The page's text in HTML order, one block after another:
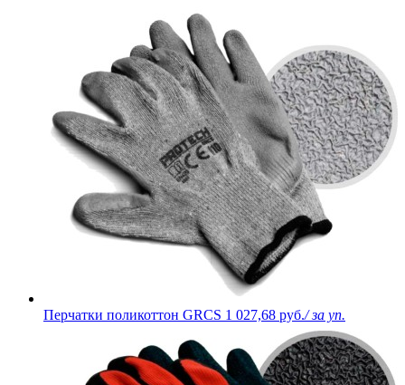
Перчатки поликоттон GRCS 1 027,68 руб./ за уп.